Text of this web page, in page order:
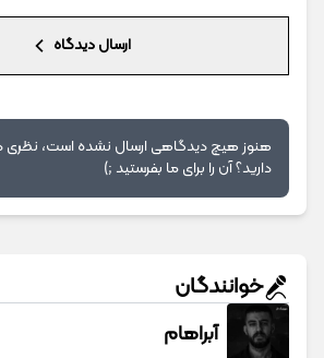
ارسال دیدگاه
هنوز هیچ دیدگاهی ارسال نشده است، نظری
دارید؟ آن را برای ما بفرستید ;)
خوانندگان
آبراهام